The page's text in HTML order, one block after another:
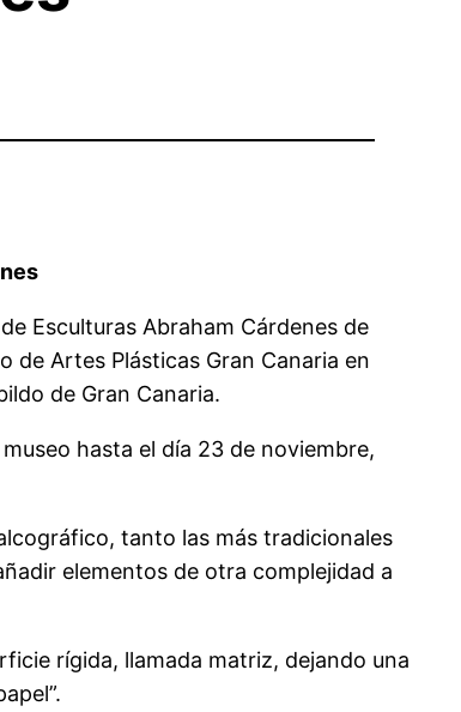
Esculturas Abraham Cárdenes de
de Artes Plásticas Gran Canaria en
de Gran Canaria.
hasta el día 23 de noviembre,
tanto las más tradicionales
elementos de otra complejidad a
rígida, llamada matriz, dejando una